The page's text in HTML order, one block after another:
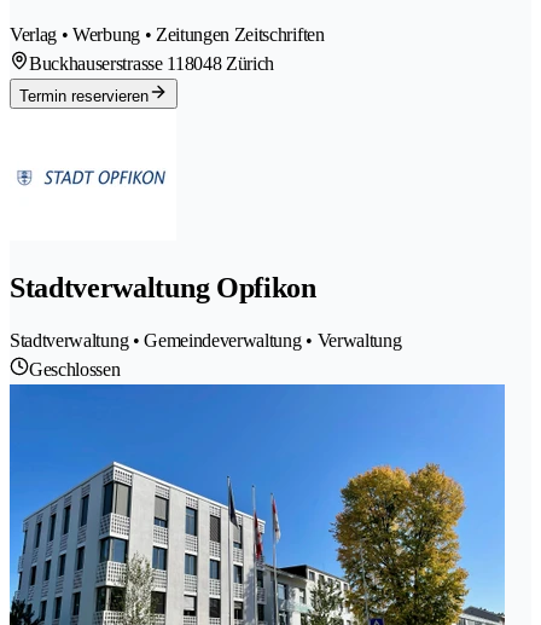
Verlag • Werbung • Zeitungen Zeitschriften
Buckhauserstrasse 118048 Zürich
Termin reservieren
Stadtverwaltung Opfikon
Stadtverwaltung • Gemeindeverwaltung • Verwaltung
Geschlossen